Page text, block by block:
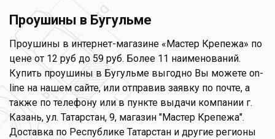
Проушины в Бугульме
Проушины в интернет-магазине «Мастер Крепежа» по
цене от 12 руб до 59 руб. Более 11 наименований.
Купить проушины в Бугульме выгодно Вы можете on-
line на нашем сайте, или отправив заявку по почте, а
также по телефону или в пункте выдачи компании г.
Казань, ул. Татарстан, 9, магазин "Мастер Крепежа".
Доставка по Республике Татарстан и другие регионы